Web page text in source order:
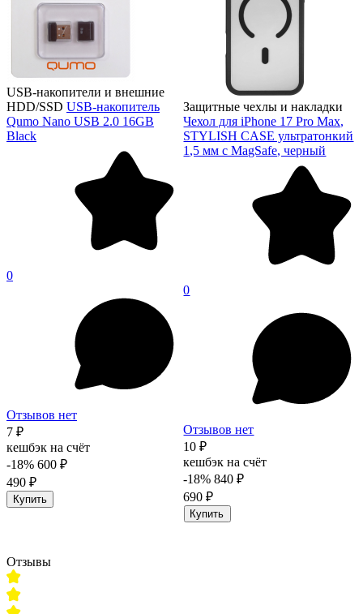
USB-накопители и внешние
HDD/SSD USB-накопитель
Qumo Nano USB 2.0 16GB
Black
0
Отзывов нет
7 ₽
кешбэк на счёт
-18% 600 ₽
490 ₽
Купить
Защитные чехлы и накладки
Чехол для iPhone 17 Pro Max,
STYLISH CASE ультратонкий
1,5 мм с MagSafe, черный
0
Отзывов нет
10 ₽
кешбэк на счёт
-18% 840 ₽
690 ₽
Купить
Отзывы